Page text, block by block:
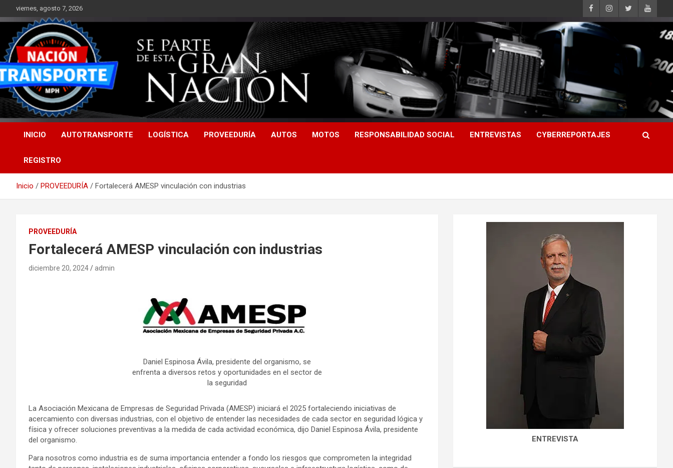
al
contenido
viernes, agosto 7, 2026
INICIO AUTOTRANSPORTE LOGÍSTICA PROVEEDURÍA AUTOS MOTOS RESPONSABILIDAD SOCIAL ENTREVISTAS CYBERREPORTAJES
REGISTRO
Inicio PROVEEDURÍA Fortalecerá AMESP vinculación con industrias
PROVEEDURÍA
Fortalecerá AMESP vinculación con industrias
diciembre 20, 2024 admin
Daniel Espinosa Ávila, presidente del organismo, se
enfrenta a diversos retos y oportunidades en el sector de
la seguridad
La Asociación Mexicana de Empresas de Seguridad Privada (AMESP) iniciará el 2025 fortaleciendo iniciativas de
acercamiento con diversas industrias, con el objetivo de entender las necesidades de cada sector en seguridad lógica y
física y ofrecer soluciones preventivas a la medida de cada actividad económica, dijo Daniel Espinosa Ávila, presidente
del organismo.
Para nosotros como industria es de suma importancia entender a fondo los riesgos que comprometen la integridad
ENTREVISTA